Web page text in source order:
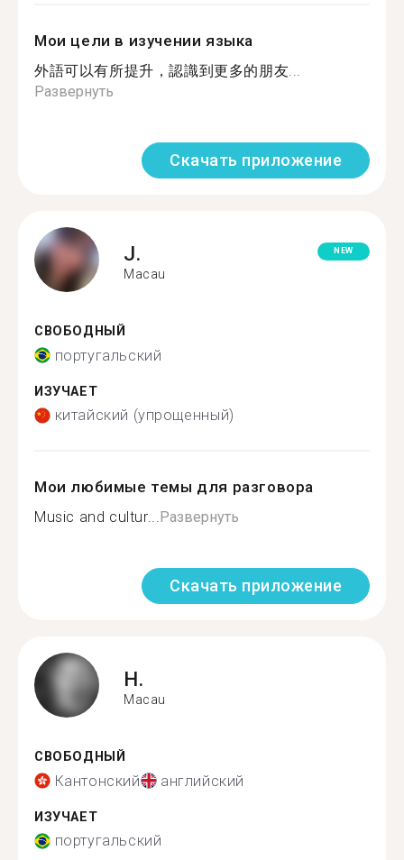
Мои цели в изучении языка
外語可以有所提升，認識到更多的朋友...
Развернуть
Скачать приложение
J.
Macau
NEW
СВОБОДНЫЙ
португальский
ИЗУЧАЕТ
китайский (упрощенный)
Мои любимые темы для разговора
Music and cultur...Развернуть
Скачать приложение
H.
Macau
СВОБОДНЫЙ
Кантонский английский
ИЗУЧАЕТ
португальский